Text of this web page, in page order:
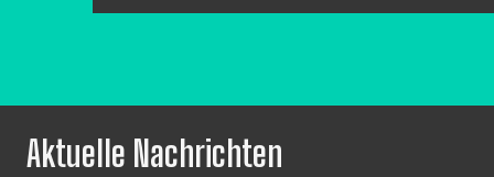
Aktuelle Nachrichten